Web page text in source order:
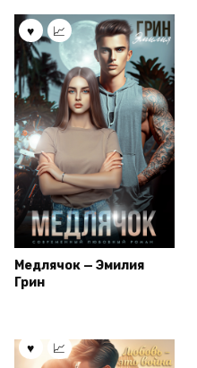
Медлячок — Эмилия
Грин